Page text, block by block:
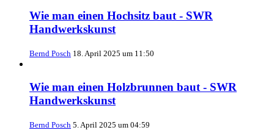
Wie man einen Hochsitz baut - SWR
Handwerkskunst
Bernd Posch 18. April 2025 um 11:50
Wie man einen Holzbrunnen baut - SWR
Handwerkskunst
Bernd Posch 5. April 2025 um 04:59